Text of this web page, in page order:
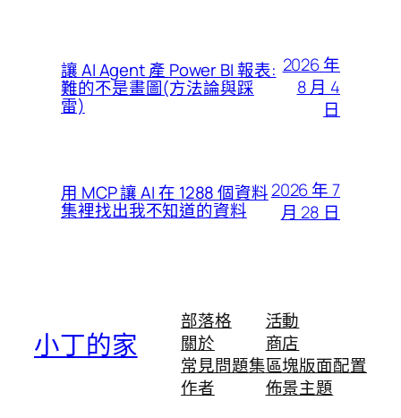
讓 AI Agent 產 Power BI 報表:
難的不是畫圖(方法論與踩
雷)
2026 年
8 月 4
日
用 MCP 讓 AI 在 1288 個資料
集裡找出我不知道的資料
2026 年 7
月 28 日
小丁的家
部落格
關於
常見問題集
作者
活動
商店
區塊版面配置
佈景主題